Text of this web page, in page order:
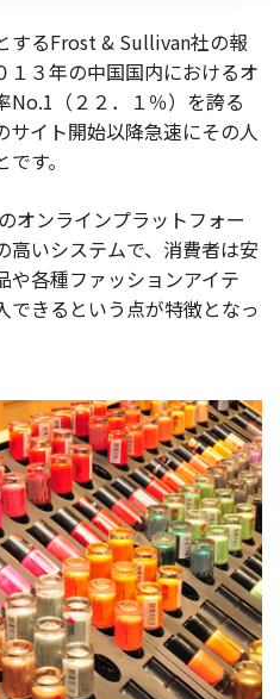
0346
平日 10:00~17:00
お問い合わせ
するFrost & Sullivan社の報
３年の中国国内におけるオ
No.1 （２２．１％）を誇る
サイト開始以降急速にその人
す。
オンラインプラットフォー
高いシステムで、消費者は安
や各種ファッションアイテ
できるという点が特徴となっ